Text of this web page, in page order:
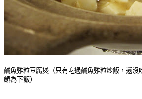
鹹魚雞粒豆腐煲（只有吃過鹹魚雞粒炒飯，還沒
頗為下飯）